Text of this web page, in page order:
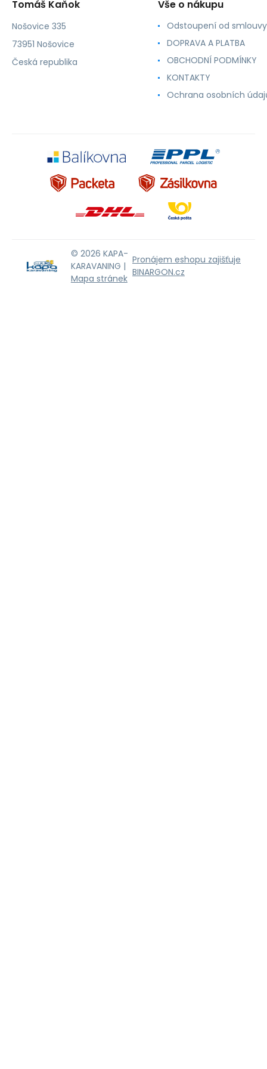
Tomáš Kaňok
Nošovice 335
73951 Nošovice
Česká republika
Vše o nákupu
Odstoupení od smlouvy
DOPRAVA A PLATBA
OBCHODNÍ PODMÍNKY
KONTAKTY
Ochrana osobních
© 2026 KAPA-
KARAVANING |
Mapa stránek
Pronájem eshopu zajišťuje
BINARGON.cz